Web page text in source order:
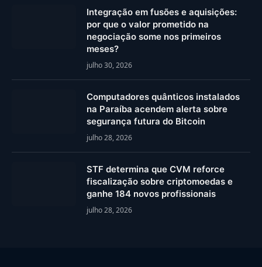
Integração em fusões e aquisições:
por que o valor prometido na
negociação some nos primeiros
meses?
julho 30, 2026
Computadores quânticos instalados
na Paraíba acendem alerta sobre
segurança futura do Bitcoin
julho 28, 2026
STF determina que CVM reforce
fiscalização sobre criptomoedas e
ganhe 184 novos profissionais
julho 28, 2026